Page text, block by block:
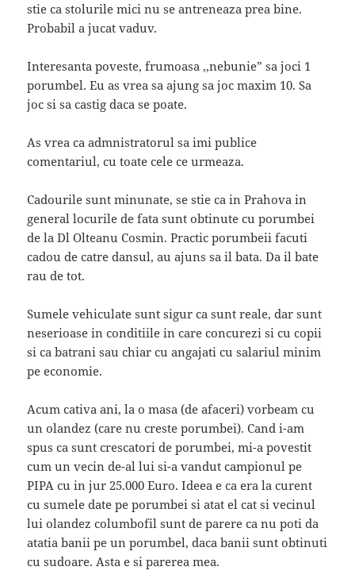
stie ca stolurile mici nu se antreneaza prea bine.
Probabil a jucat vaduv.
Interesanta poveste, frumoasa ,,nebunie” sa joci 1
porumbel. Eu as vrea sa ajung sa joc maxim 10. Sa
joc si sa castig daca se poate.
As vrea ca admnistratorul sa imi publice
comentariul, cu toate cele ce urmeaza.
Cadourile sunt minunate, se stie ca in Prahova in
general locurile de fata sunt obtinute cu porumbei
de la Dl Olteanu Cosmin. Practic porumbeii facuti
cadou de catre dansul, au ajuns sa il bata. Da il bate
rau de tot.
Sumele vehiculate sunt sigur ca sunt reale, dar sunt
neserioase in conditiile in care concurezi si cu copii
si ca batrani sau chiar cu angajati cu salariul minim
pe economie.
Acum cativa ani, la o masa (de afaceri) vorbeam cu
un olandez (care nu creste porumbei). Cand i-am
spus ca sunt crescatori de porumbei, mi-a povestit
cum un vecin de-al lui si-a vandut campionul pe
PIPA cu in jur 25.000 Euro. Ideea e ca era la curent
cu sumele date pe porumbei si atat el cat si vecinul
lui olandez columbofil sunt de parere ca nu poti da
atatia banii pe un porumbel, daca banii sunt obtinuti
cu sudoare. Asta e si parerea mea.